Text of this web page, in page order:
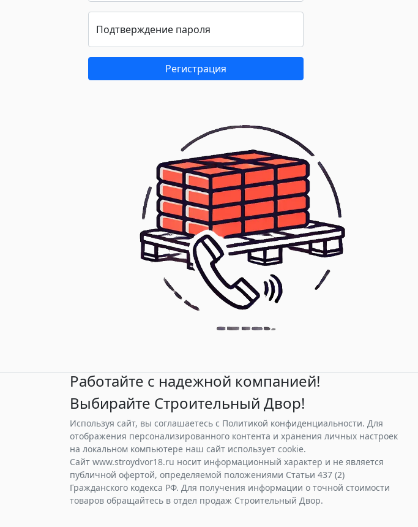
Подтверждение пароля
Работайте с надежной компанией!
Выбирайте Строительный Двор!
Используя сайт, вы соглашаетесь с Политикой конфиденциальности. Для
отображения персонализированного контента и хранения личных настроек
на локальном компьютере наш сайт использует cookie.
Сайт www.stroydvor18.ru носит информационный характер и не является
публичной офертой, определяемой положениями Статьи 437 (2)
Гражданского кодекса РФ. Для получения информации о точной стоимости
товаров обращайтесь в отдел продаж Строительный Двор.